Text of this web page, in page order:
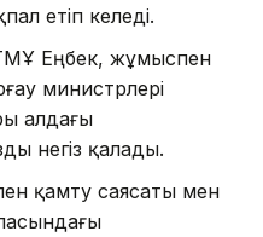
етіп келеді.
Еңбек, жұмыспен
министрлері
алдағы
негіз қалады.
қамту саясаты мен